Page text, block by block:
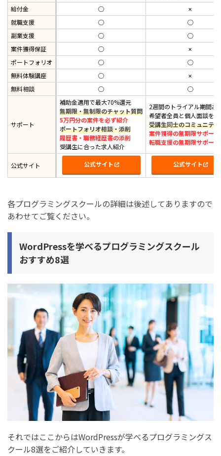
給付金
◯
✗
就職支援
◯
◯
副業支援
◯
◯
案件獲得保証
◯
✗
ポートフォリオ
◯
◯
無料体験講座
◯
✗
無料相談
◯ ◯
サポート
補助金適用で最大70%還元
無期限・無制限のチャット質問
5万円分の案件を必ず紹介
ポートフォリオ相談・添削
履歴書・職務経歴書の添削
受講生に合った求人紹介
2週間のトライアル期間あ
希望者全員と個人面談を
受講生同士のコミュニテ
案件獲得の無期限サポート
転職支援の無期限サポート
公式サイト 公式サイト 公式サイト
各プログラミングスクールの詳細は後述してありますので
あわせてご覧ください。
WordPressを学べるプログラミングスクール
おすすめ8選
それではここからはWordPressが学べるプログラミングス
クール8選をご紹介していきます。